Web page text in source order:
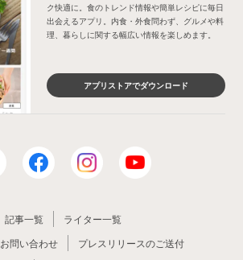
ク快適に。食のトレンド情報や簡単レシピに毎日
出会えるアプリ。内食・外食問わず、グルメや料
理、暮らしに関する幅広い情報を楽しめます。
アプリストアでダウンロード
記事一覧
ライター一覧
お問い合わせ プレスリリースのご送付